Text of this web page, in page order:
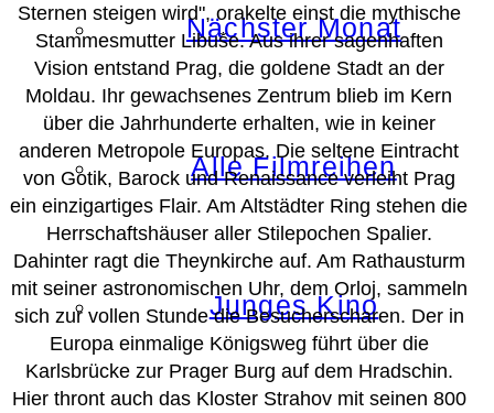
Nächster Monat
Alle Filmreihen
Junges Kino
Sternen steigen wird", orakelte einst die mythische
Stammesmutter Libuṧe. Aus ihrer sagenhaften
Vision entstand Prag, die goldene Stadt an der
Moldau. Ihr gewachsenes Zentrum blieb im Kern
über die Jahrhunderte erhalten, wie in keiner
anderen Metropole Europas. Die seltene Eintracht
von Gotik, Barock und Renaissance verleiht Prag
ein einzigartiges Flair. Am Altstädter Ring stehen die
Herrschaftshäuser aller Stilepochen Spalier.
Dahinter ragt die Theynkirche auf. Am Rathausturm
mit seiner astronomischen Uhr, dem Orloj, sammeln
sich zur vollen Stunde die Besucherscharen. Der in
Europa einmalige Königsweg führt über die
Karlsbrücke zur Prager Burg auf dem Hradschin.
Hier thront auch das Kloster Strahov mit seinen 800